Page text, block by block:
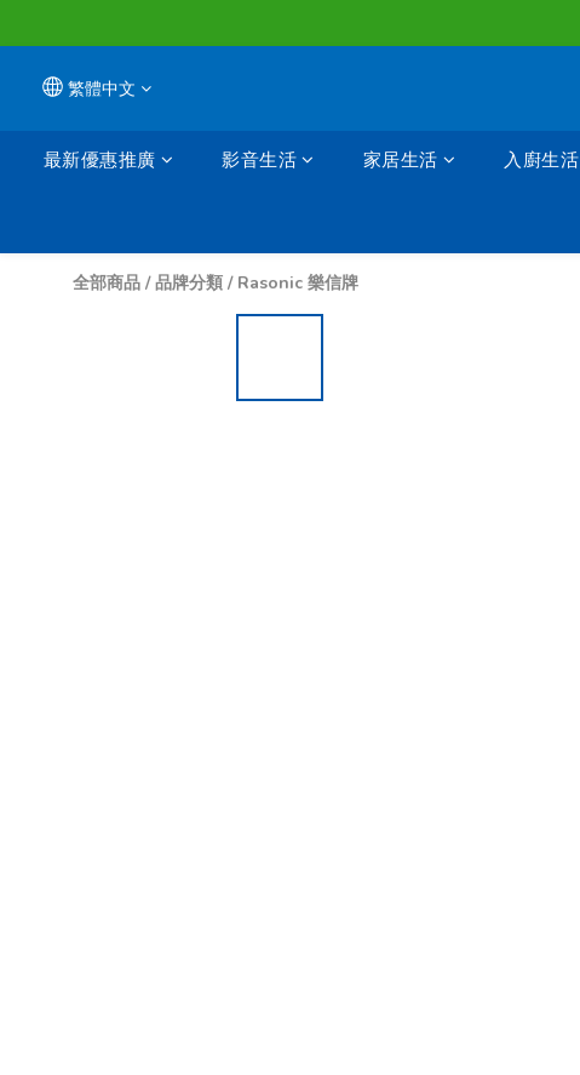
繁體中文
最新優惠推廣 影音生活 家居生活 入廚生活
全部商品 /品牌分類 / Rasonic 樂信牌